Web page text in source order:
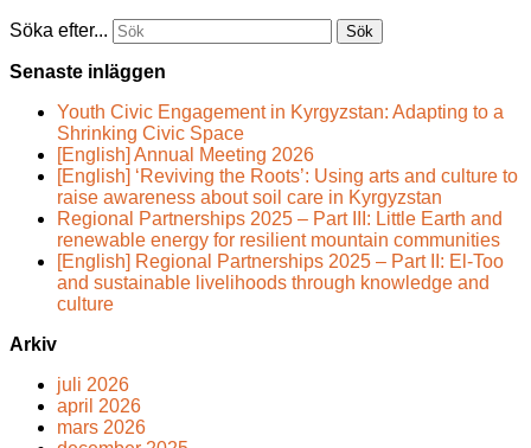
Söka efter...
Senaste inläggen
Youth Civic Engagement in Kyrgyzstan: Adapting to a
Shrinking Civic Space
[English] Annual Meeting 2026
[English] ‘Reviving the Roots’: Using arts and culture to
raise awareness about soil care in Kyrgyzstan
Regional Partnerships 2025 – Part III: Little Earth and
renewable energy for resilient mountain communities
[English] Regional Partnerships 2025 – Part II: El-Too
and sustainable livelihoods through knowledge and
culture
Arkiv
juli 2026
april 2026
mars 2026